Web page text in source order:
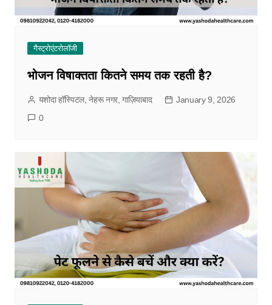
गैस्ट्रोएंटरोलॉजी
भोजन विषाक्तता कितने समय तक रहती है?
यशोदा हॉस्पिटल, नेहरू नगर, गाज़ियाबाद
January 9, 2026
0